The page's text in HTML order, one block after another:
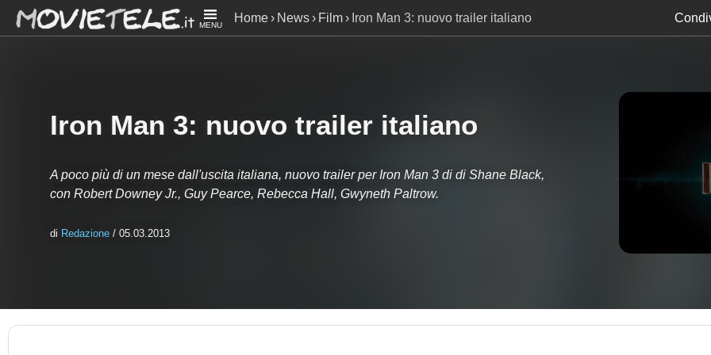
MENU
Home News Film Iron Man 3: nuovo trailer italiano
Iron Man 3: nuovo trailer italiano
A poco più di un mese dall'uscita italiana, nuovo trailer per Iron Man 3 di di Shane Black,
con Robert Downey Jr., Guy Pearce, Rebecca Hall, Gwyneth Paltrow.
di Redazione / 05.03.2013